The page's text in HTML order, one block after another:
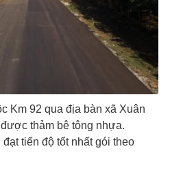
Km 92 qua địa bàn xã Xuân
thảm bê tông nhựa.
tiến độ tốt nhất gói theo